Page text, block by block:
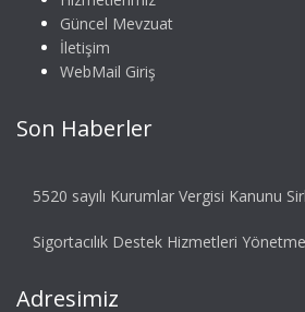
Güncel Mevzuat
İletişim
WebMail Giriş
Son Haberler
5520 sayılı Kurumlar Vergisi Kanunu
Sigortacılık Destek Hizmetleri
Adresimiz